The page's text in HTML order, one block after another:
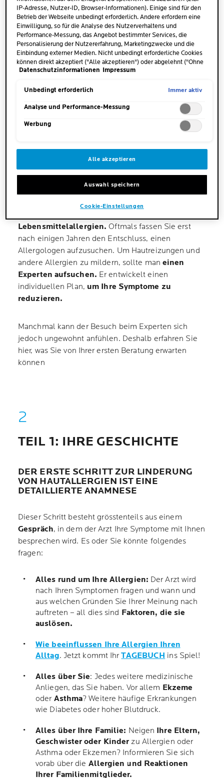
SIE SUCHEN DIE BESTE
BEHANDLUNG BEI
ALLERGISCHEM
HAUTAUSSCHLAG? SUCHEN
SIE EINEN ALLERGOLOGEN
AUF
UND IRRITATIONEN BEFINDET SICH IN
DER PRAXIS IHRES ALLERGOLOGEN
Zahlreiche Menschen neigen zu Allergien wie
Hautallergien und Reizungen, Heuschnupfen,
Lebensmittelallergien. Oftmals fassen Sie erst
nach einigen Jahren den Entschluss, einen
Allergologen aufzusuchen. Um Hautreizungen und
andere Allergien zu mildern, sollte maneinen
Experten aufsuchen. Er entwickelt einen
individuellen Plan, um Ihre Symptome zu
reduzieren.
Manchmal kann der Besuch beim Experten sich
jedoch ungewohnt anfühlen. Deshalb erfahren Sie
hier, was Sie von Ihrer ersten Beratung erwarten
können
TEIL 1: IHRE GESCHICHTE
DER ERSTE SCHRITT ZUR LINDERUNG
VON HAUTALLERGIEN IST EINE
DETAILLIERTE ANAMNESE
Dieser Schritt besteht grösstenteils aus einem
Gespräch, in dem der Arzt Ihre Symptome mit Ihnen
besprechen wird. Es oder Sie könnte folgendes
fragen:
Alles rund um Ihre Allergien: Der Arzt wird
nach Ihren Symptomen fragen und wann und
aus welchen Gründen Sie Ihrer Meinung nach
auftreten – all dies sind Faktoren, die sie
auslösen.
Wie beeinflussen Ihre Allergien Ihren
Alltag. Jetzt kommt IhrTAGEBUCH ins Spiel!
Alles über Sie: Jedes weitere medizinische
Anliegen, das Sie haben. Vor allem Ekzeme
oder Asthma? Weitere häufige Erkrankungen
wie Diabetes oder hoher Blutdruck.
Alles über Ihre Familie: Neigen Ihre Eltern,
Geschwister oder Kinder zu Allergien oder
Asthma oder Ekzemen? Informieren Sie sich
vorab über die Allergien und Reaktionen
Ihrer Familienmitglieder.
IP-Adresse, Nutzer-ID, Browser-Informationen). Einige sind für den
Betrieb der Webseite unbedingt erforderlich. Andere erfordern eine
Einwilligung, so für die Analyse des Nutzerverhaltens und
Performance-Messung, das Angebot bestimmter Services, die
Personalisierung der Nutzererfahrung, Marketingzwecke und die
Einbindung externer Medien. Nicht unbedingt erforderliche Cookies
können direkt akzeptiert ("Alle akzeptieren") oder abgelehnt ("Ohne
Einwilligung fortfahren") werden. Individuelle Anpassungen der
speichern"). Die Auswahl kann jederzeit unter dem Link "Cookie-
unsere Datenschutzinformationen.
Datenschutzinformationen Impressum
Unbedingt erforderlich Immer aktiv
Analyse und Performance-Messung
Werbung
Alle akzeptieren
Auswahl speichern
Cookie-Einstellungen